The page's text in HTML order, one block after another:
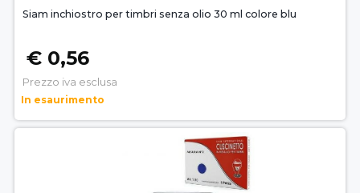
Siam inchiostro per timbri senza olio 30 ml colore blu
€ 0,56
Prezzo iva esclusa
In esaurimento